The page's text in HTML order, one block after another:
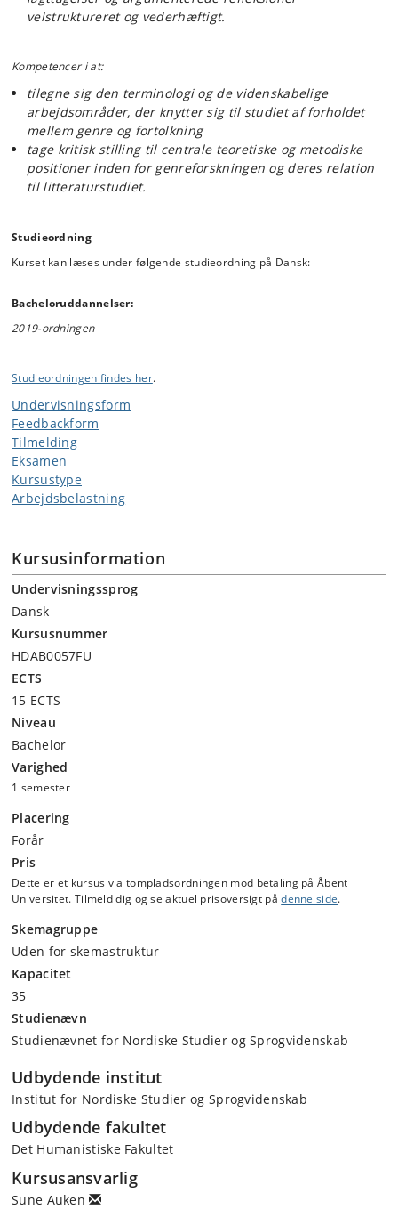
Kursisterne får endvidere lejlighed til selv at foreslå tekster til
behandling på kurset.
Kurset er først og fremmest litterært, men som genreforskningen selv
tværfaglig i sin interesse. Læseformen er alment orienteret og
studerende kan ved kurset slutning udfolde en genrebaseret
fortolkning af såvel litterære tekster som andre kulturelle ytringer –
såvel æstetiske som retoriske.
velstruktureret og vederhæftigt.
Kompetencer i at:
tilegne sig den terminologi og de videnskabelige
arbejdsområder, der knytter sig til studiet af forholdet
mellem genre og fortolkning
tage kritisk stilling til centrale teoretiske og metodiske
positioner inden for genreforskningen og deres relation
til litteraturstudiet.
Studieordning
Kurset kan læses under følgende studieordning på Dansk:
Bacheloruddannelser:
2019-ordningen
Studieordningen findes her.
Undervisningsform
Feedbackform
Tilmelding
Eksamen
Kursustype
Arbejdsbelastning
Kursusinformation
Undervisningssprog
Dansk
Kursusnummer
HDAB0057FU
ECTS
15 ECTS
Niveau
Bachelor
Varighed
1 semester
Placering
Forår
Pris
Dette er et kursus via tompladsordningen mod betaling på Åbent
Universitet. Tilmeld dig og se aktuel prisoversigt pådenne side.
Skemagruppe
Uden for skemastruktur
Kapacitet
35
Studienævn
Studienævnet for Nordiske Studier og Sprogvidenskab
Udbydende institut
Institut for Nordiske Studier og Sprogvidenskab
Udbydende fakultet
Det Humanistiske Fakultet
Kursusansvarlig
Sune Auken